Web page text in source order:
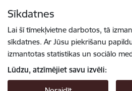
Sīkdatnes
Lai šī tīmekļvietne darbotos, tā
sīkdatnes. Ar Jūsu piekrišanu
izmantotas statistikas un sociālo
Lūdzu, atzīmējiet savu izvēli: